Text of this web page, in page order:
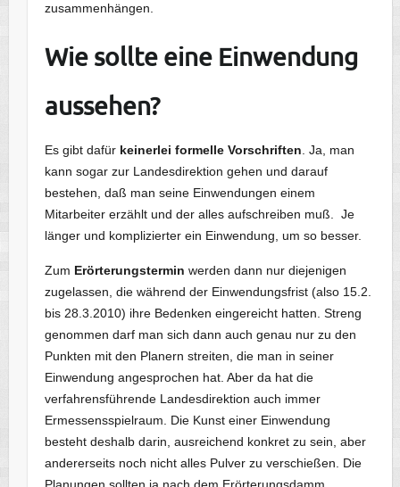
zusammenhängen.
Wie sollte eine Einwendung
aussehen?
Es gibt dafür keinerlei formelle Vorschriften . Ja, man
kann sogar zur Landesdirektion gehen und darauf
bestehen, daß man seine Einwendungen einem
Mitarbeiter erzählt und der alles aufschreiben muß. Je
länger und komplizierter ein Einwendung, um so besser.
Zum Erörterungstermin werden dann nur diejenigen
zugelassen, die während der Einwendungsfrist (also 15.2.
bis 28.3.2010) ihre Bedenken eingereicht hatten. Streng
genommen darf man sich dann auch genau nur zu den
Punkten mit den Planern streiten, die man in seiner
Einwendung angesprochen hat. Aber da hat die
verfahrensführende Landesdirektion auch immer
Ermessensspielraum. Die Kunst einer Einwendung
besteht deshalb darin, ausreichend konkret zu sein, aber
andererseits noch nicht alles Pulver zu verschießen. Die